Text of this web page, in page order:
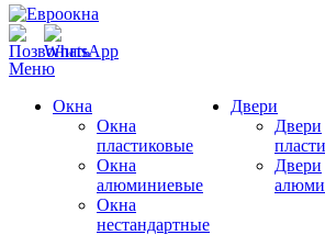
Меню
Окна
Окна
пластиковые
Окна
алюминиевые
Окна
нестандартные
Двери
Двери
Двери